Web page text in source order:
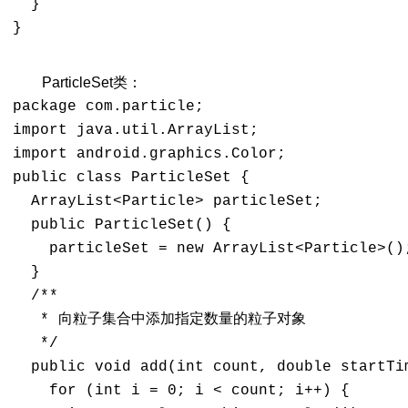
  }
}
ParticleSet类：
package com.particle;
import java.util.ArrayList;
import android.graphics.Color;
public class ParticleSet {
  ArrayList<Particle> particleSet;
  public ParticleSet() {
particleSet = new
  }
  /**
   * 向粒子集合中添加指定数量的粒子对象
   */
public void add(int count, double
    for (int i = 0; i < count; i++) {